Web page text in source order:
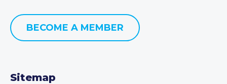
BECOME A MEMBER
Sitemap